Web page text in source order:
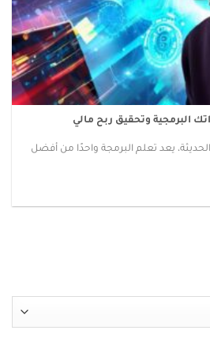
البرمجية وتحقيق ربح مالي
الحديثة، يعد تعلم البرمجة واحدًا من أفضل